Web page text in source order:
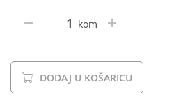
kom
DODAJ U KOŠARICU